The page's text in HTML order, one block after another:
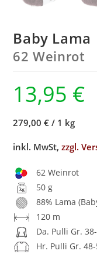
Baby Lama
62 Weinrot
13,95 €
279,00 € / 1 kg
inkl. MwSt,zzgl.
62 Weinrot
50 g
88% Lama
120 m
Da. Pulli Gr.
Hr. Pulli Gr.